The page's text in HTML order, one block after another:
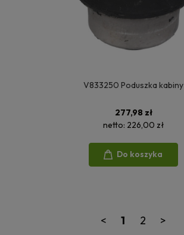
V833250 Poduszka kabiny
277,98 zł
netto: 226,00 zł
Do koszyka
< 1 2 >